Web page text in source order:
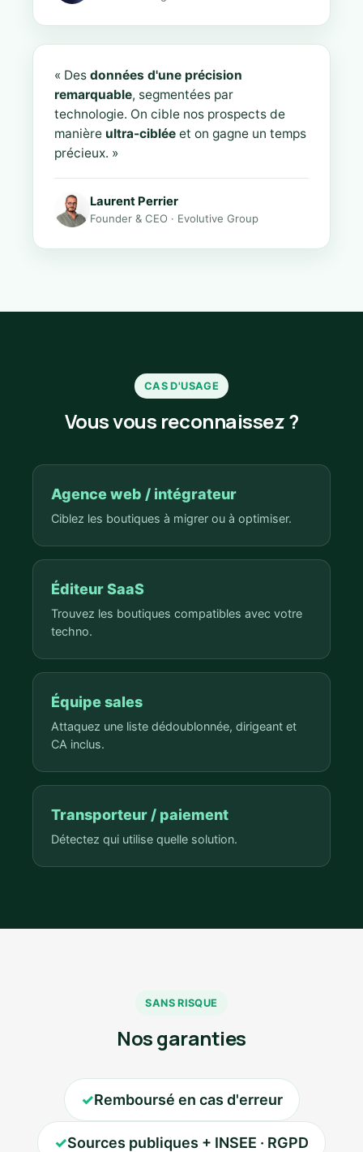
« Des données d'une précision
remarquable, segmentées par
technologie. On cible nos prospects de
manière ultra-ciblée et on gagne un temps
précieux. »
Laurent Perrier
Founder & CEO · Evolutive Group
CAS D'USAGE
Vous vous reconnaissez ?
Agence web / intégrateur
Ciblez les boutiques à migrer ou à optimiser.
Éditeur SaaS
Trouvez les boutiques compatibles avec votre
techno.
Équipe sales
Attaquez une liste dédoublonnée, dirigeant et
CA inclus.
Transporteur / paiement
Détectez qui utilise quelle solution.
SANS RISQUE
Nos garanties
✓Remboursé en cas d'erreur
✓Sources publiques + INSEE · RGPD